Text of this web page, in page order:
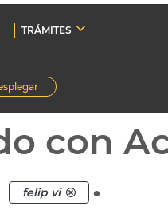
TRÁMITES
con
felip vi .